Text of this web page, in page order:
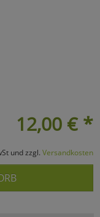
12,00 € *
und zzgl. Versandkosten